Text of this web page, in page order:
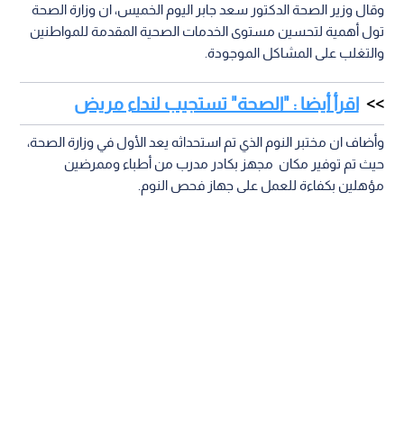
وقال وزير الصحة الدكتور سعد جابر اليوم الخميس، ان وزارة الصحة
تول أهمية لتحسين مستوى الخدمات الصحية المقدمة للمواطنين
والتغلب على المشاكل الموجودة.
اقرأ أيضا : "الصحة" تستجيب لنداء مريض
وأضاف ان مختبر النوم الذي تم استحداثه يعد الأول في وزارة الصحة،
حيث تم توفير مكان مجهز بكادر مدرب من أطباء وممرضين
مؤهلين بكفاءة للعمل على جهاز فحص النوم.